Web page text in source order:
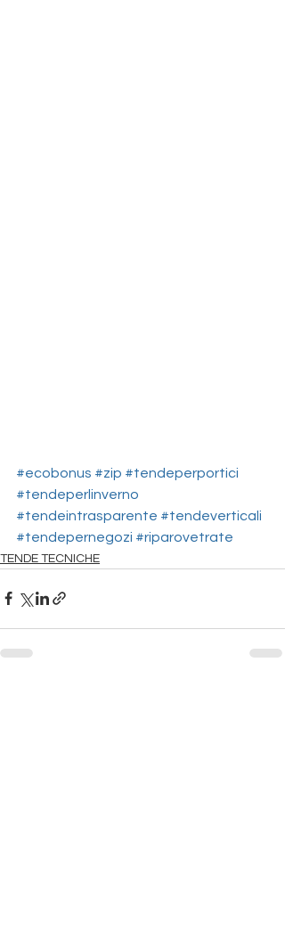
#ecobonus #zip #tendeperportici
#tendeperlinverno
#tendeintrasparente #tendeverticali
#tendepernegozi #riparovetrate
TENDE TECNICHE